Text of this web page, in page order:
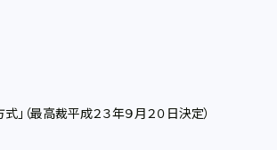
」（最高裁平成２３年９月２０日決定）